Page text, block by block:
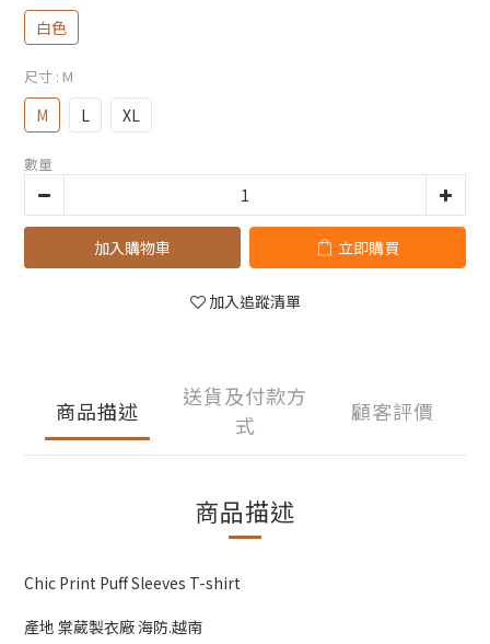
白色
尺寸 : M
M L XL
數量
加入購物車 立即購買
加入追蹤清單
商品描述
送貨及付款方
式
顧客評價
商品描述
Chic Print Puff Sleeves T-shirt
產地 棠葳製衣廠 海防.越南